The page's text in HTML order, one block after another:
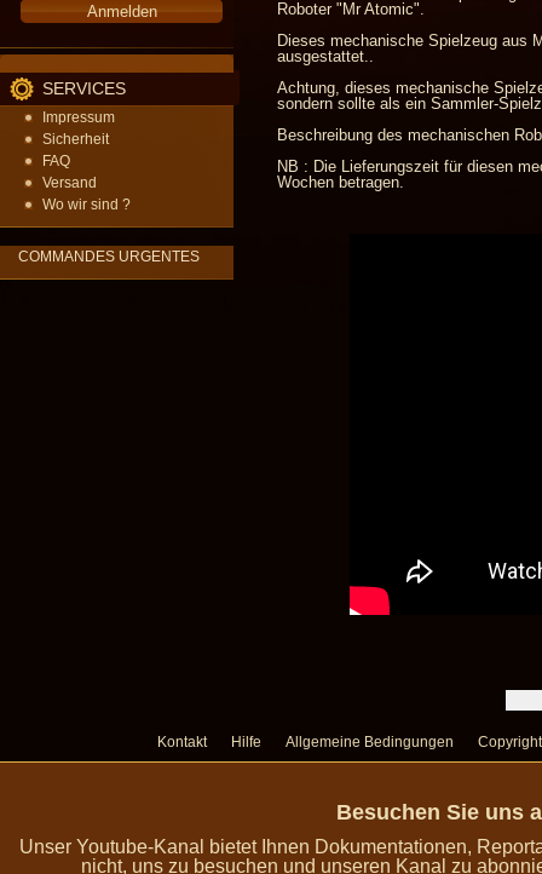
SERVICES
Impressum
Sicherheit
FAQ
Versand
Wo wir sind ?
COMMANDES URGENTES
Roboter "Mr Atomic".
Dieses mechanische Spielzeug aus
ausgestattet..
Achtung, dieses mechanische
sondern sollte als ein Sammler-
Beschreibung des mechanischen
NB : Die Lieferungszeit für diesen
Wochen betragen.
Kontakt Hilfe Allgemeine Bedingungen Copyright
Besuchen Sie uns
Unser Youtube-Kanal bietet Ihnen Dokumentationen,
nicht, uns zu besuchen und unseren Kanal zu